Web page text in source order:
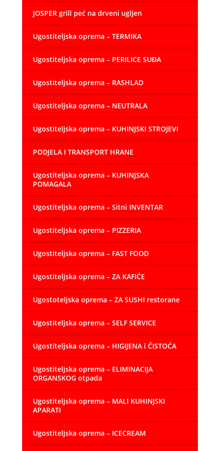
JOSPER grill peć na drveni ugljen
Ugostiteljska oprema – TERMIKA
Ugostiteljska oprema – PERILICE SUĐA
Ugostiteljska oprema – RASHLAD
Ugostiteljska oprema – NEUTRALA
Ugostiteljska oprema – KUHINJSKI STROJEVI
PODJELA I TRANSPORT HRANE
Ugostiteljska oprema – KUHINJSKA
POMAGALA
Ugostiteljska oprema – Sitni INVENTAR
Ugostiteljska oprema – PIZZERIA
Ugostiteljska oprema – FAST FOOD
Ugostiteljska oprema – ZA KAFIĆE
Ugostoteljska oprema – ZA SUSHI restorane
Ugostiteljska oprema – SELF SERVICE
Ugostiteljska oprema – HIGIJENA i ČISTOĆA
Ugostiteljska oprema – ELIMINACIJA
ORGANSKOG otpada
Ugostiteljska oprema – MALI KUHINJSKI
APARATI
Ugostiteljska oprema – ICECREAM